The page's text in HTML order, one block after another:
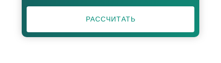
РАССЧИТАТЬ